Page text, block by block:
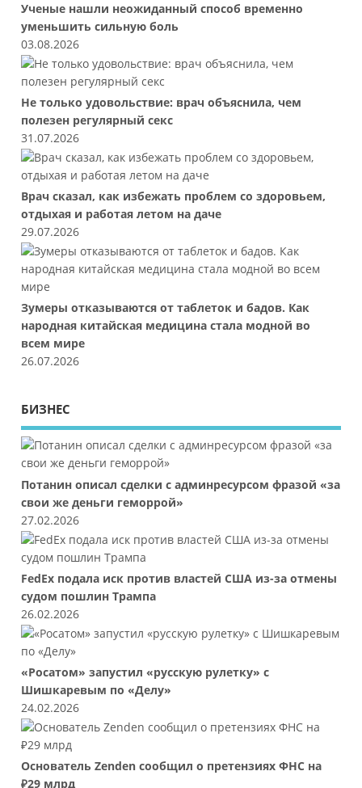
Ученые нашли неожиданный способ временно
уменьшить сильную боль
03.08.2026
Не только удовольствие: врач объяснила, чем
полезен регулярный секс
31.07.2026
Врач сказал, как избежать проблем со здоровьем,
отдыхая и работая летом на даче
29.07.2026
Зумеры отказываются от таблеток и бадов. Как
народная китайская медицина стала модной во
всем мире
26.07.2026
БИЗНЕС
Потанин описал сделки с админресурсом фразой «за
свои же деньги геморрой»
27.02.2026
FedEx подала иск против властей США из-за отмены
судом пошлин Трампа
26.02.2026
«Росатом» запустил «русскую рулетку» с
Шишкаревым по «Делу»
24.02.2026
Основатель Zenden сообщил о претензиях ФНС на
₽29 млрд